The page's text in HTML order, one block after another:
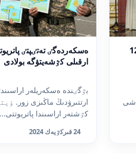
ەلەمٸنٸڭ 126
جەنە بالەت تەاترى ٶزٸنٸڭ 90-شى
ەسكەردەگٸ تەتٸپتٸ
ارقىلى كٷشەيتۋگە بولادى
بٷگٸندە ەسكەريلەر
ارتتىرۋدىڭ ماڭىزى زور.
كٷشتەر اراسىندا پاتريوتتى...
24 قىركٷيەك 2024